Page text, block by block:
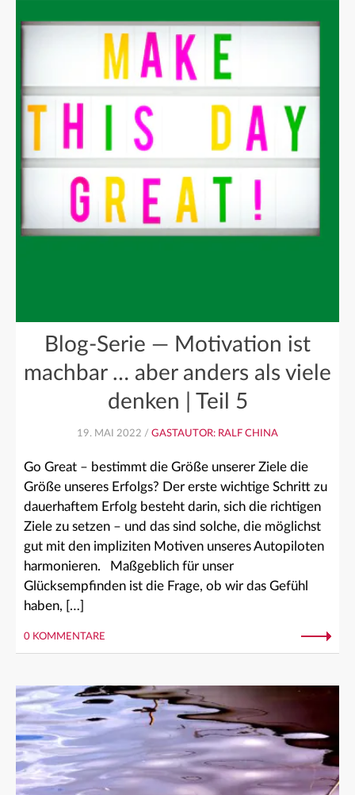
Blog-Serie — Motivation ist
machbar … aber anders als viele
denken | Teil 5
19. MAI 2022 / GASTAUTOR: RALF CHINA
Go Great – bestimmt die Größe unserer Ziele die
Größe unseres Erfolgs? Der erste wichtige Schritt zu
dauerhaftem Erfolg besteht darin, sich die richtigen
Ziele zu setzen – und das sind solche, die möglichst
gut mit den impliziten Motiven unseres Autopiloten
harmonieren. Maßgeblich für unser
Glücksempfinden ist die Frage, ob wir das Gefühl
haben, […]
0 KOMMENTARE